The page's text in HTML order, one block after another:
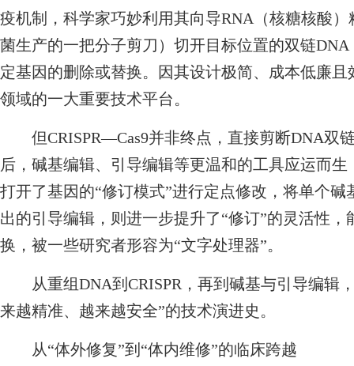
疫机制，科学家巧妙利用其向导RNA（核糖核酸）
菌生产的一把分子剪刀）切开目标位置的双链
定基因的删除或替换。因其设计极简、成本低廉且
领域的一大重要技术平台。
但CRISPR—Cas9并非终点，直接剪断DNA双
后，碱基编辑、引导编辑等更温和的工具应运而
打开了基因的“修订模式”进行定点修改，将单个
出的引导编辑，则进一步提升了“修订”的灵活性
换，被一些研究者形容为“文字处理器”。
从重组DNA到CRISPR，再到碱基与引导编辑
来越精准、越来越安全”的技术演进史。
从“体外修复”到“体内维修”的临床跨越